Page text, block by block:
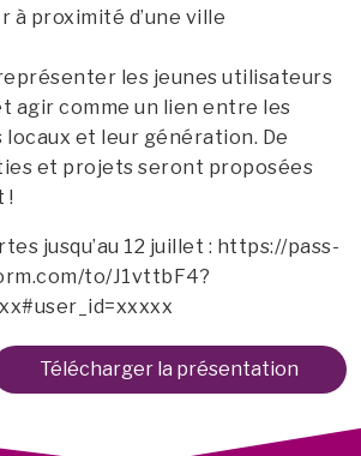
à proximité d’une ville
les jeunes utilisateurs
agir comme un lien entre les
et leur génération. De
et projets seront proposées
!
jusqu’au 12 juillet : https://pass-
to/J1vttbF4?
Télécharger la présentation